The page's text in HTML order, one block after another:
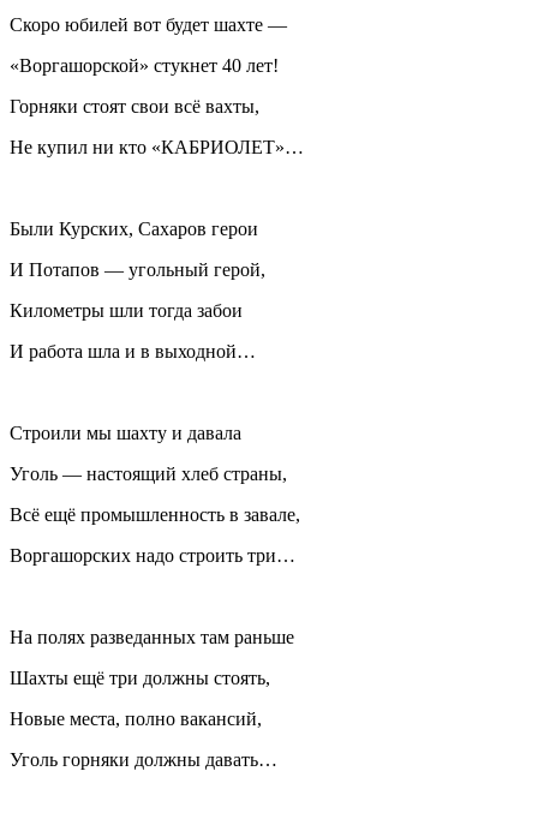
Скоро юбилей вот будет шахте —
«Воргашорской» стукнет 40 лет!
Горняки стоят свои всё вахты,
Не купил ни кто «КАБРИОЛЕТ»…
Были Курских, Сахаров герои
И Потапов — угольный герой,
Километры шли тогда забои
И работа шла и в выходной…
Строили мы шахту и давала
Уголь — настоящий хлеб страны,
Всё ещё промышленность в завале,
Воргашорских надо строить три…
На полях разведанных там раньше
Шахты ещё три должны стоять,
Новые места, полно вакансий,
Уголь горняки должны давать…